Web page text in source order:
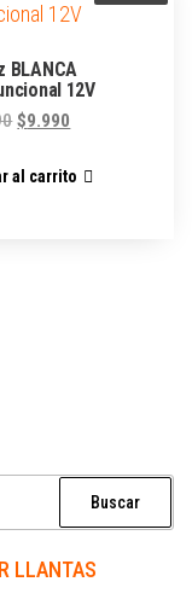
BLANCA
12V
$9.990
al carrito
Buscar
LLANTAS